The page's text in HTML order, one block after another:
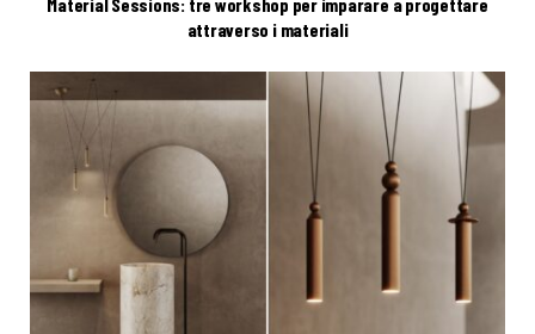
Material Sessions: tre workshop per imparare a progettare
attraverso i materiali